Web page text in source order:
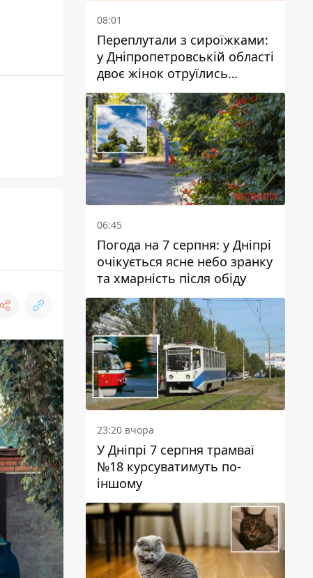
08:01
Переплутали з сироїжками:
у Дніпропетровській області
двоє жінок отруїлись
грибами
06:45
Погода на 7 серпня: у Дніпрі
очікується ясне небо зранку
та хмарність після обіду
23:20 вчора
У Дніпрі 7 серпня трамваї
№18 курсуватимуть по-
іншому